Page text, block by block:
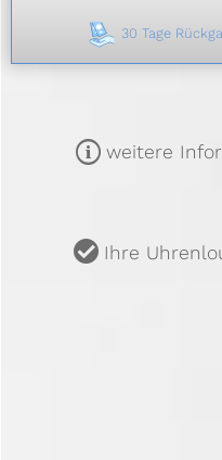
30 Tage
m weitere
u Ihre